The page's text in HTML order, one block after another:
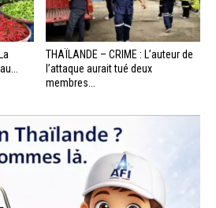
THAÏLANDE – CRIME : L’auteur de
l’attaque aurait tué deux
membres...